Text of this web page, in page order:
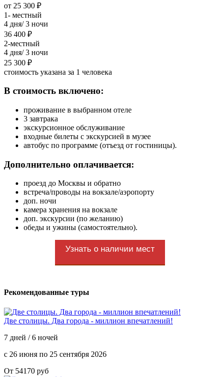
от 25 300 ₽
1- местный
4 дня/ 3 ночи
36 400 ₽
2-местный
4 дня/ 3 ночи
25 300 ₽
стоимость указана за 1 человека
В стоимость включено:
проживание в выбранном отеле
3 завтрака
экскурсионное обслуживание
входные билеты с экскурсией в музее
автобус по программе (отъезд от гостиницы).
Дополнительно оплачивается:
проезд до Москвы и обратно
встреча/проводы на вокзале/аэропорту
доп. ночи
камера хранения на вокзале
доп. экскурсии (по желанию)
обеды и ужины (самостоятельно).
Узнать о наличии мест
Рекомендованные туры
Две столицы. Два города - миллион впечатлений!
7 дней / 6 ночей
с 26 июня по 25 сентября 2026
От 54170 руб